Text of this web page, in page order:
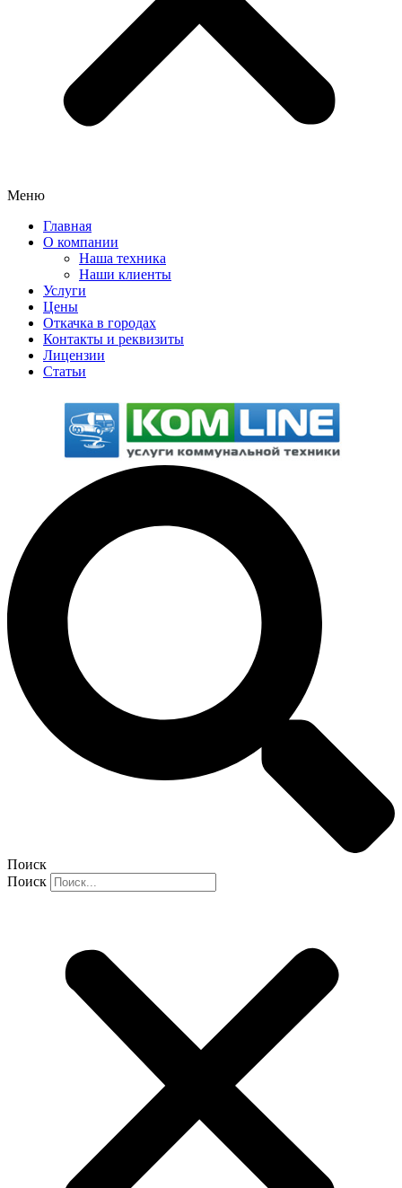
Меню
Главная
О компании
Наша техника
Наши клиенты
Услуги
Цены
Откачка в городах
Контакты и реквизиты
Лицензии
Статьи
Поиск
Поиск